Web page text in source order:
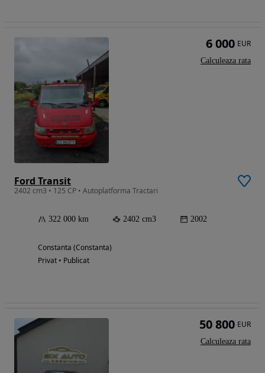
Ford Transit
2402 cm3 • 125 CP • Autoplatforma Tractari
322 000 km 2402 cm3 2002
Constanta (Constanta)
Privat • Publicat
6 000 EUR
Calculeaza rata
50 800 EUR
Calculeaza rata